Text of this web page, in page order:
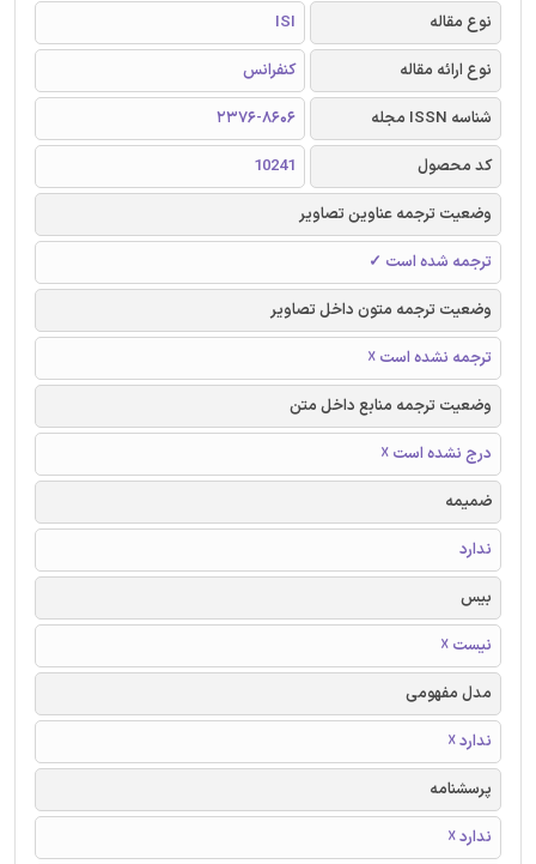
نوع مقاله
ISI
نوع ارائه مقاله
کنفرانس
شناسه ISSN مجله
2376-8606
کد محصول
10241
وضعیت ترجمه عناوین تصاویر
ترجمه شده است ✓
وضعیت ترجمه متون داخل تصاویر
ترجمه نشده است ☓
وضعیت ترجمه منابع داخل متن
درج نشده است ☓
ضمیمه
ندارد
بیس
نیست ☓
مدل مفهومی
ندارد ☓
پرسشنامه
ندارد ☓